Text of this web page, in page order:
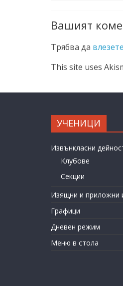
Вашият
Трябва да влезете
This site uses
УЧЕНИЦИ
Извънкласни
Клубове
Секции
Изящни и приложни
Графици
Дневен режим
Меню в стола